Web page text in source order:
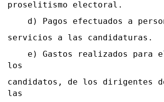
proselitismo electoral.
d) Pagos efectuados a
servicios a las candidaturas.
e) Gastos realizados para el
los
candidatos, de los dirigentes
las